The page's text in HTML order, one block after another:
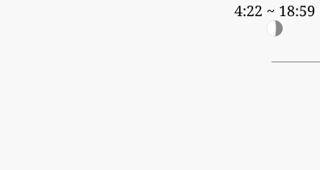
4:22 ~ 18:59